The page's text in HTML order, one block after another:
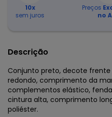
10x
sem juros
Preços
no
Descrição
Conjunto preto, decote
redondo, comprimento da
complementos elástico,
cintura alta, comprimento
poliéster.